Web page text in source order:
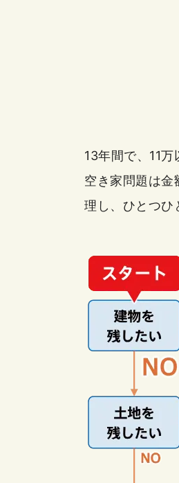
13年間で、11
空き家問題は金
理し、ひとつひ